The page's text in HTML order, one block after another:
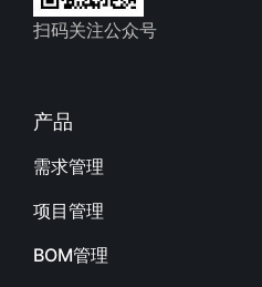
扫码关注公众号
产品
需求管理
项目管理
BOM管理